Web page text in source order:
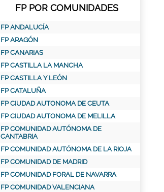
FP POR COMUNIDADES
FP ANDALUCÍA
FP ARAGÓN
FP CANARIAS
FP CASTILLA LA MANCHA
FP CASTILLA Y LEÓN
FP CATALUÑA
FP CIUDAD AUTONOMA DE CEUTA
FP CIUDAD AUTONOMA DE MELILLA
FP COMUNIDAD AUTÓNOMA DE
CANTABRIA
FP COMUNIDAD AUTÓNOMA DE LA RIOJA
FP COMUNIDAD DE MADRID
FP COMUNIDAD FORAL DE NAVARRA
FP COMUNIDAD VALENCIANA